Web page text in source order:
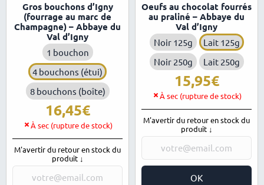
sur 5
Gros bouchons d’Igny
(fourrage au marc de
Champagne) – Abbaye du
Val d’Igny
1 bouchon
4 bouchons (étui)
8 bouchons (boîte)
16,45
À sec (rupture de stock)
M'avertir du retour en stock du
produit ↓
sur 5
Oeufs au chocolat fourrés
au praliné – Abbaye du
Val d’Igny
Noir 125g
Lait 125g
Noir 250g
Lait 250g
15,95
À sec (rupture de stock)
M'avertir du retour en stock du
produit ↓
OK